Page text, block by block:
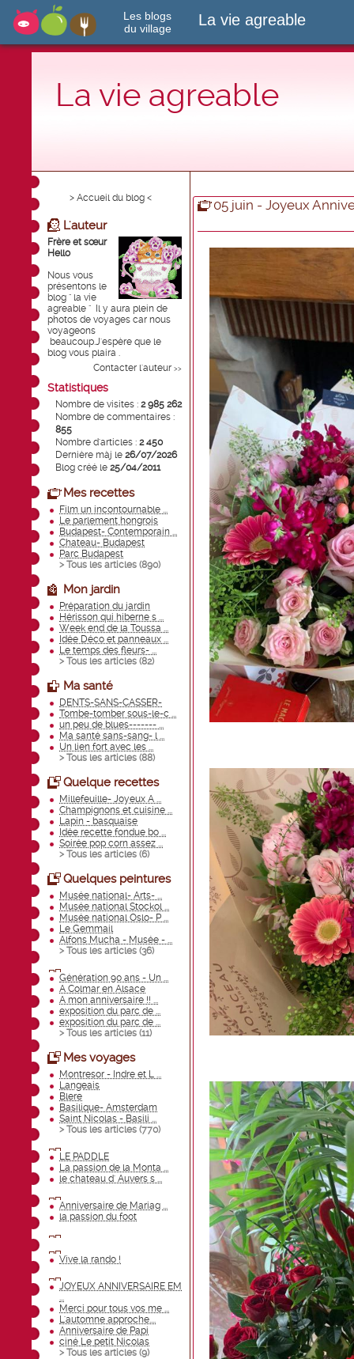
Les blogs
du village
La vie agreable
La vie agreable
> Accueil du blog <
L'auteur
Frère et sœur
Hello
Nous vous
présentons le
blog " la vie
agreable " Il y aura plein de
photos de voyages car nous
voyageons
beaucoup.J'espère que le
blog vous plaira .
Contacter l'auteur >>
Statistiques
Nombre de visites : 2 985 262
Nombre de commentaires :
855
Nombre d'articles : 2 450
Dernière màj le 26/07/2026
Blog créé le 25/04/2011
Mes recettes
Film un incontournable ...
Le parlement hongrois
Budapest- Contemporain ...
Chateau- Budapest
Parc Budapest
> Tous les articles (890)
Mon jardin
Préparation du jardin
Hérisson qui hiberne s ...
Week end de la Toussa ...
Idée Déco et panneaux ...
Le temps des fleurs- ...
> Tous les articles (82)
Ma santé
DENTS-SANS-CASSER-
Tombe-tomber sous-le-c ...
un peu de blues------- ...
Ma santé sans-sang- l ...
Un lien fort avec les ...
> Tous les articles (88)
Quelque recettes
Millefeuille- Joyeux A ...
Champignons et cuisine ...
Lapin - basquaise
Idée recette fondue bo ...
Soirée pop corn assez ...
> Tous les articles (6)
Quelques peintures
Musée national- Arts- ...
Musée national Stockol ...
Musée national Oslo- P ...
Le Gemmail
Alfons Mucha - Musée - ...
> Tous les articles (36)
Génération 90 ans - Un ...
A Colmar en Alsace
A mon anniversaire !! ...
exposition du parc de ...
exposition du parc de ...
> Tous les articles (11)
Mes voyages
Montresor - Indre et L ...
Langeais
Blere
Basilique- Amsterdam
Saint Nicolas - Basili ...
> Tous les articles (770)
LE PADDLE
La passion de la Monta ...
le chateau d' Auvers s ...
Anniversaire de Mariag ...
la passion du foot
Vive la rando !
JOYEUX ANNIVERSAIRE EM
...
Merci pour tous vos me ...
L'automne approche....
Anniversaire de Papi
ciné Le petit Nicolas
> Tous les articles (9)
05 juin - Joyeux